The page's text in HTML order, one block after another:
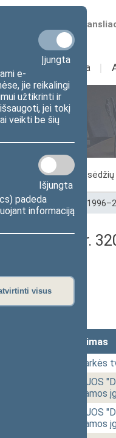
Įjungta
e-
jie reikalingi
užtikrinti ir
jei tokį
veikti be šių
Išjungta
padeda
informaciją
visus
Numatomos
Sudėtis Veikla I
Posėdžiai
>Kadencijos
posėdis Nr.
Svarstytas klausimas
Posėdžio darbotvarkės
Seimo REZOLIUCIJOS
Vyriausybės programos
Seimo REZOLIUCIJOS
Vyriausybės programos